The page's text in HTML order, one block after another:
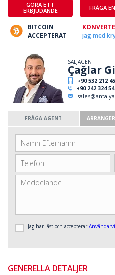
GÖRA ETT
ERBJUDANDE
FRÅGA
BITCOIN
ACCEPTERAT
jag med
SÄLJAGENT
Çağlar
+90 532 212
+90 242 324
FRÅGA AGENT
Jag har läst och accepterar
GENERELLA DETALJER